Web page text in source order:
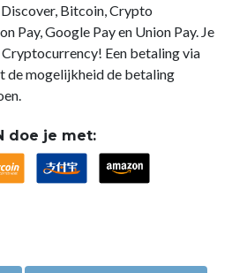
Bitcoin, Crypto
Pay, Google Pay en Union Pay. Je
Een betaling via
de mogelijkheid de betaling
doe je met: